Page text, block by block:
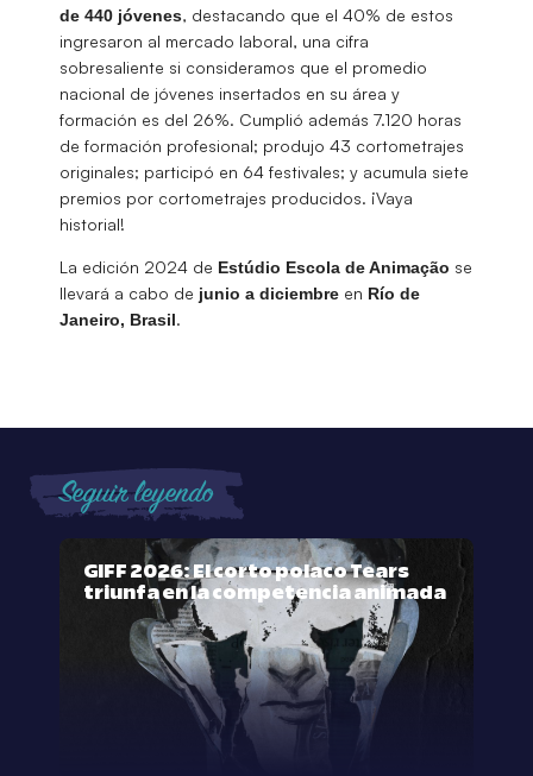
de 440 jóvenes, destacando que el 40% de estos
ingresaron al mercado laboral, una cifra
sobresaliente si consideramos que el promedio
nacional de jóvenes insertados en su área y
formación es del 26%. Cumplió además 7.120 horas
de formación profesional; produjo 43 cortometrajes
originales; participó en 64 festivales; y acumula siete
premios por cortometrajes producidos. ¡Vaya
historial!
La edición 2024 de Estúdio Escola de Animação se
llevará a cabo de junio a diciembre en Río de
Janeiro, Brasil.
Seguir leyendo
GIFF 2026: El corto polaco Tears
triunfa en la competencia animada